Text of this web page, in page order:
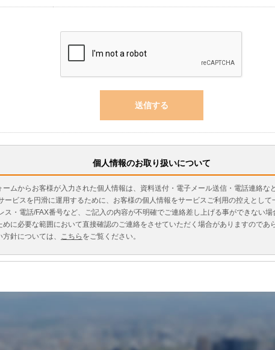
個人情報のお取り扱いについて
ームからお客様が入力された個人情報は、資料送付・電子メール送信・電話連絡な
ービスを円滑に運用するために、お客様の個人情報をサービスご利用の控えとして
ス・電話/FAX番号など、ご記入の内容が不明確でご連絡差し上げる事ができない
めに必要な範囲において直接確認のご連絡をさせていただく場合がありますのであ
針については、 こちら をご覧ください。